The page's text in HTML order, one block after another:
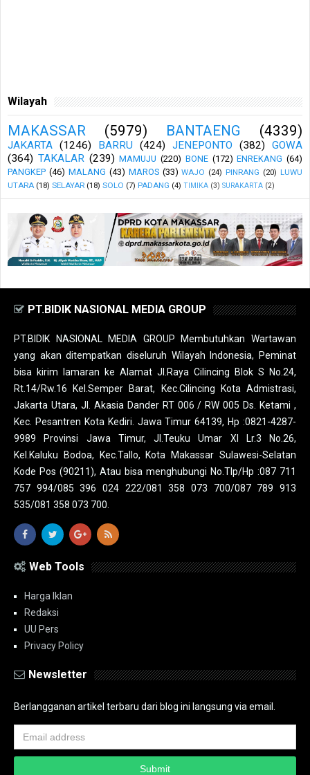
Wilayah
MAKASSAR (5979) BANTAENG (4339)
JAKARTA (1246) BARRU (424) JENEPONTO (382)
GOWA
(364) TAKALAR (239) MAMUJU (220) BONE (172) ENREKANG (64)
PANGKEP (46) MALANG (43) MAROS (33) WAJO (24) PINRANG (20) LUWU
UTARA (18) SELAYAR (18) SOLO (7) PADANG (4) TIMIKA (3) SURAKARTA (2)
PT.BIDIK NASIONAL MEDIA GROUP
PT.BIDIK NASIONAL MEDIA GROUP Membutuhkan Wartawan
yang akan ditempatkan diseluruh Wilayah Indonesia, Peminat
bisa kirim lamaran ke Alamat Jl.Raya Cilincing Blok S No.24,
Rt.14/Rw.16 Kel.Semper Barat, Kec.Cilincing Kota Admistrasi,
Jakarta Utara, Jl. Akasia Dander RT 006 / RW 005 Ds. Ketami ,
Kec. Pesantren Kota Kediri. Jawa Timur 64139, Hp :0821-4287-
9989 Provinsi Jawa Timur, Jl.Teuku Umar XI Lr.3 No.26,
Kel.Kaluku Bodoa, Kec.Tallo, Kota Makassar Sulawesi-Selatan
Kode Pos (90211), Atau bisa menghubungi No.Tlp/Hp :087 711
757 994/085 396 024 222/081 358 073 700/087 789 913
535/081 358 073 700.
Web Tools
Harga Iklan
Redaksi
UU Pers
Privacy Policy
Newsletter
Berlangganan artikel terbaru dari blog ini langsung via email.